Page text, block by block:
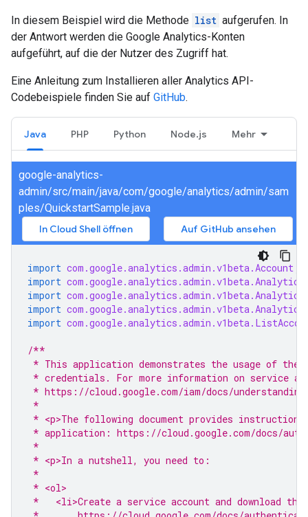
In diesem Beispiel wird die Methode list aufgerufen. In
der Antwort werden die Google Analytics-Konten
aufgeführt, auf die der Nutzer des Zugriff hat.
Eine Anleitung zum Installieren aller Analytics API-
Codebeispiele finden Sie auf GitHub.
Java PHP Python Node.js Mehr
google-analytics-
admin/src/main/java/com/google/analytics/admin/sam
ples/QuickstartSample.java
In Cloud Shell öffnen Auf GitHub ansehen
import com.google.analytics.admin.v1beta.Account
import
import
import
import
/**
* This application demonstrates the usage of the
* credentials. For more information on service
* https://cloud.google.com/iam/docs/
*
* <p>The following document provides
* application: https://cloud.google.com/docs/
*
* <p>In a nutshell, you need to:
*
* <ol>
*   <li>Create a service account and download